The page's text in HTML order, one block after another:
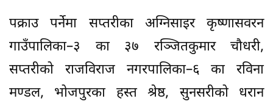
पक्राउ पर्नेमा सप्तरीका अग्निसाइर कृष्णासवरन
गाउँपालिका–३ का ३७ रञ्जितकुमार चौधरी,
सप्तरीको राजविराज नगरपालिका–६ का रविना
मण्डल, भोजपुरका हस्त श्रेष्ठ, सुनसरीको धरान